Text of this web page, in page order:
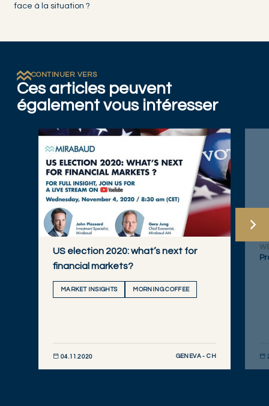
face à la situation ?
CONTINUER VERS
Ces articles peuvent
également vous intéresser
US election 2020: what’s next for
financial markets?
MARKET INSIGHTS MORNING COFFEE
04.11.2020 GENEVA - CH